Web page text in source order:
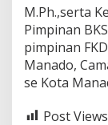
M.Ph.,serta
Pimpinan
pimpinan
Manado,
se Kota
Post